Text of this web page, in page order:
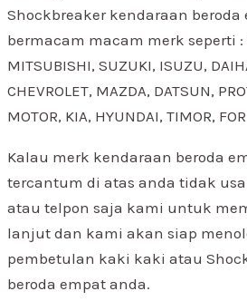
Shockbreaker kendaraan beroda
bermacam macam merk seperti :
MITSUBISHI, SUZUKI, ISUZU,
CHEVROLET, MAZDA, DATSUN,
MOTOR, KIA, HYUNDAI, TIMOR,
Kalau merk kendaraan beroda
tercantum di atas anda tidak
atau telpon saja kami untuk
lanjut dan kami akan siap
pembetulan kaki kaki atau
beroda empat anda.